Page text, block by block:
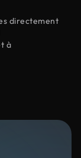
directement
à